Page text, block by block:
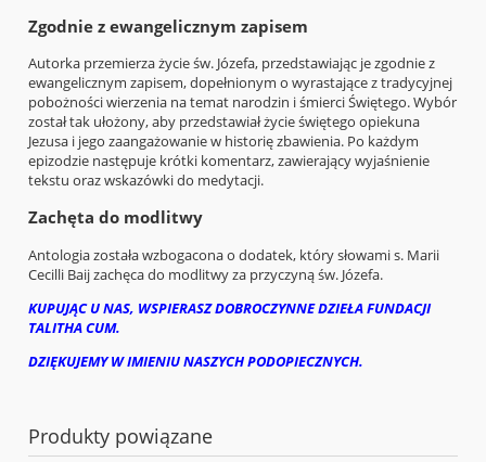
Zgodnie z ewangelicznym zapisem
Autorka przemierza życie św. Józefa, przedstawiając je zgodnie z
ewangelicznym zapisem, dopełnionym o wyrastające z tradycyjnej
pobożności wierzenia na temat narodzin i śmierci Świętego. Wybór
został tak ułożony, aby przedstawiał życie świętego opiekuna
Jezusa i jego zaangażowanie w historię zbawienia. Po każdym
epizodzie następuje krótki komentarz, zawierający wyjaśnienie
tekstu oraz wskazówki do medytacji.
Zachęta do modlitwy
Antologia została wzbogacona o dodatek, który słowami s. Marii
Cecilli Baij zachęca do modlitwy za przyczyną św. Józefa.
KUPUJĄC U NAS, WSPIERASZ DOBROCZYNNE DZIEŁA FUNDACJI
TALITHA CUM.
DZIĘKUJEMY W IMIENIU NASZYCH PODOPIECZNYCH.
Produkty powiązane